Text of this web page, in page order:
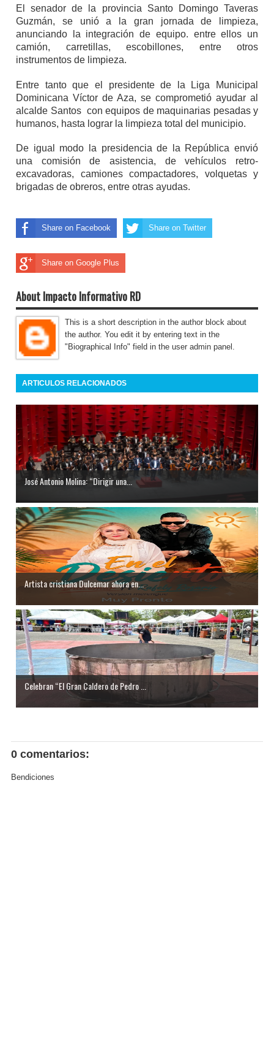
El senador de la provincia Santo Domingo Taveras
Guzmán, se unió a la gran jornada de limpieza,
anunciando la integración de equipo. entre ellos un
camión, carretillas, escobillones, entre otros
instrumentos de limpieza.
Entre tanto que el presidente de la Liga Municipal
Dominicana Víctor de Aza, se comprometió ayudar al
alcalde Santos con equipos de maquinarias pesadas y
humanos, hasta lograr la limpieza total del municipio.
De igual modo la presidencia de la República envió
una comisión de asistencia, de vehículos retro-
excavadoras, camiones compactadores, volquetas y
brigadas de obreros, entre otras ayudas.
Share on Facebook Share on Twitter
Share on Google Plus
About Impacto Informativo RD
This is a short description in the author block about
the author. You edit it by entering text in the
"Biographical Info" field in the user admin panel.
ARTICULOS RELACIONADOS
José Antonio Molina: “Dirigir una...
Artista cristiana Dulcemar ahora en...
Celebran “El Gran Caldero de Pedro ...
0 comentarios:
Bendiciones